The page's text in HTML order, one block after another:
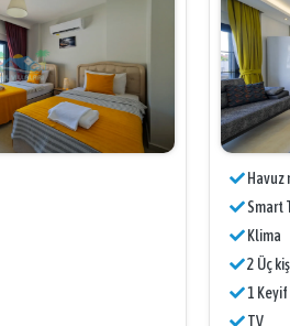
Havuz
Smart
Klima
2 Üç
1
TV